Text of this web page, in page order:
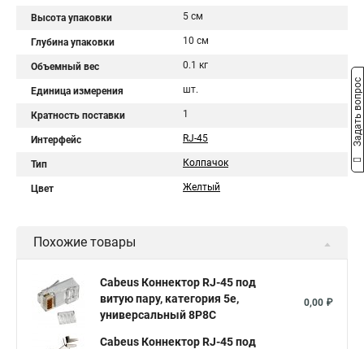
Высота упаковки 5 см
Глубина упаковки 10 см
Объемный вес 0.1 кг
Единица измерения шт.
Кратность поставки 1
Интерфейс RJ-45
Тип Колпачок
Цвет Желтый
Похожие товары
Cabeus Коннектор RJ-45 под
витую пару, категория 5e,
универсальный 8P8C
0,00 ₽
Cabeus Коннектор RJ-45 под
Задать вопрос